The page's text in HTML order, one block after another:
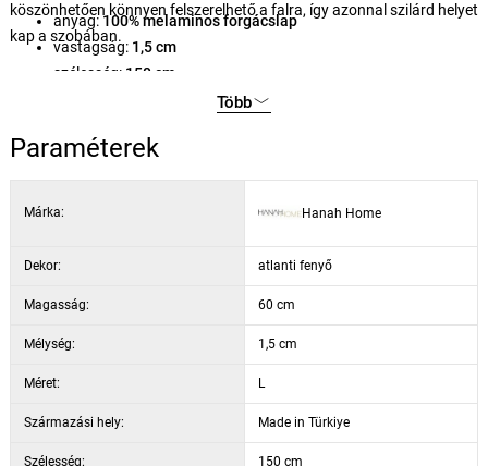
köszönhetően könnyen felszerelhető a falra, így azonnal szilárd helyet
kap a szobában.
anyag:100% melaminos forgácslap
vastagság: 1,5 cm
szélesség: 150 cm
Több
Paraméterek
Márka: Hanah Home
Dekor: atlanti fenyő
Magasság: 60 cm
Mélység: 1,5 cm
Méret: L
Származási hely: Made in Türkiye
Szélesség: 150 cm